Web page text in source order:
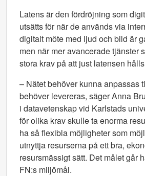
Latens är den fördröjning som
utsätts för när de används via
digitalt möte med ljud och bild är
men när mer avancerade tjänster
stora krav på att just latensen
– Nätet behöver kunna anpassas
behöver levereras, säger Anna
i datavetenskap vid Karlstads
för olika krav skulle ta enorma
ha så flexibla möjligheter som
utnyttja resurserna på ett bra,
resursmässigt sätt. Det målet går
FN:s miljömål.